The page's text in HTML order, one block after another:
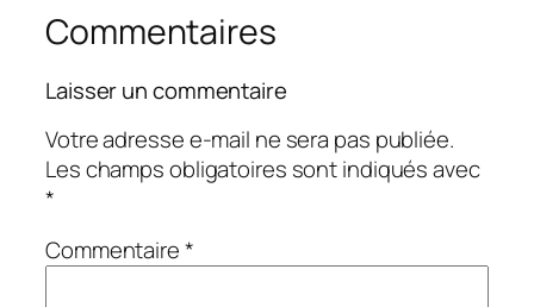
Commentaires
Laisser un commentaire
Votre adresse e-mail ne sera pas publiée.
Les champs obligatoires sont indiqués avec
*
Commentaire*